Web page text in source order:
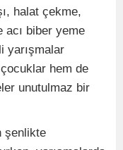
halat çekme,
acı biber yeme
yarışmalar
hem de
unutulmaz bir
şenlikte